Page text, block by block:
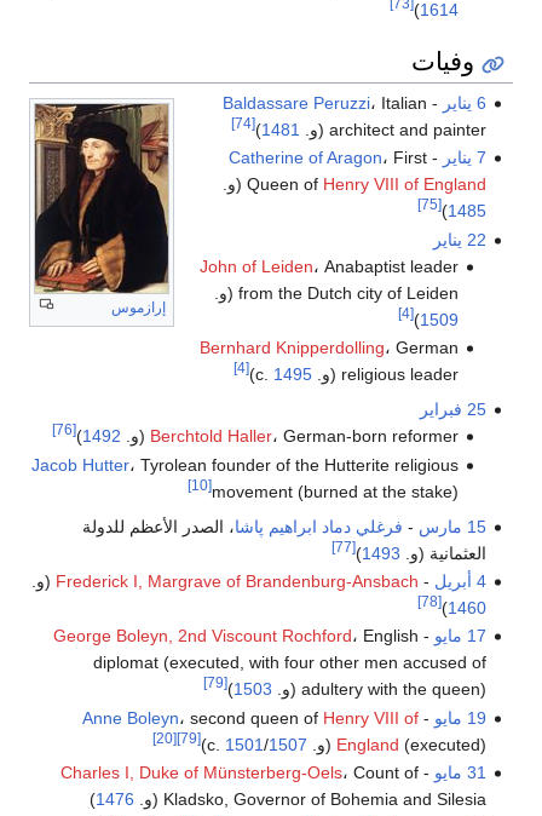
1614
)
[73]
وفيات
إرازموس
6 يناير -
Baldassare Peruzzi، Italian
architect and painter (و.
1481
)
[74]
7 يناير -
Catherine of Aragon، First
Queen of Henry VIII of England
(و.
1485
)
[75]
22 يناير
John of Leiden، Anabaptist leader
from the Dutch city of Leiden (و.
1509
)
[4]
Bernhard Knipperdolling، German
religious leader (و. c.
1495
)
[4]
25 فبراير
Berchtold Haller، German-born reformer (و. 1492
)
[76]
Jacob Hutter، Tyrolean founder of the Hutterite religious
movement (burned at the stake)
[10]
15 مارس - فرغلي دماد ابراهيم پاشا، الصدر الأعظم للدولة
العثمانية (و. 1493
)
[77]
4 أبريل -
Frederick I, Margrave of Brandenburg-Ansbach (و.
1460
)
[78]
17 مايو -
George Boleyn, 2nd Viscount Rochford، English
diplomat (executed, with four other men accused of
adultery with the queen) (و.
1503
)
[79]
19 مايو -
Anne Boleyn، second queen of Henry VIII of
England (executed) (و. c. 1501/1507
)
[79]
[20]
31 مايو -
Charles I, Duke of Münsterberg-Oels، Count of
Kladsko, Governor of Bohemia and Silesia (و.
1476
)